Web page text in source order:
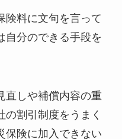
険料に文句を言って
自分のできる手段を
直しや補償内容の重
割引制度をうまく
保険に加入できない